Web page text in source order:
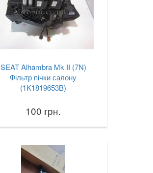
SEAT Alhambra Mk II (7N)
Фільтр пічки салону
(1K1819653B)
100 грн.